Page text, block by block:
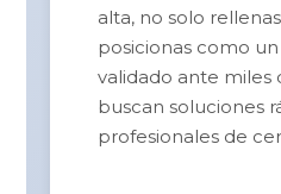
alta, no solo
posicionas como
validado ante miles
buscan soluciones
profesionales de